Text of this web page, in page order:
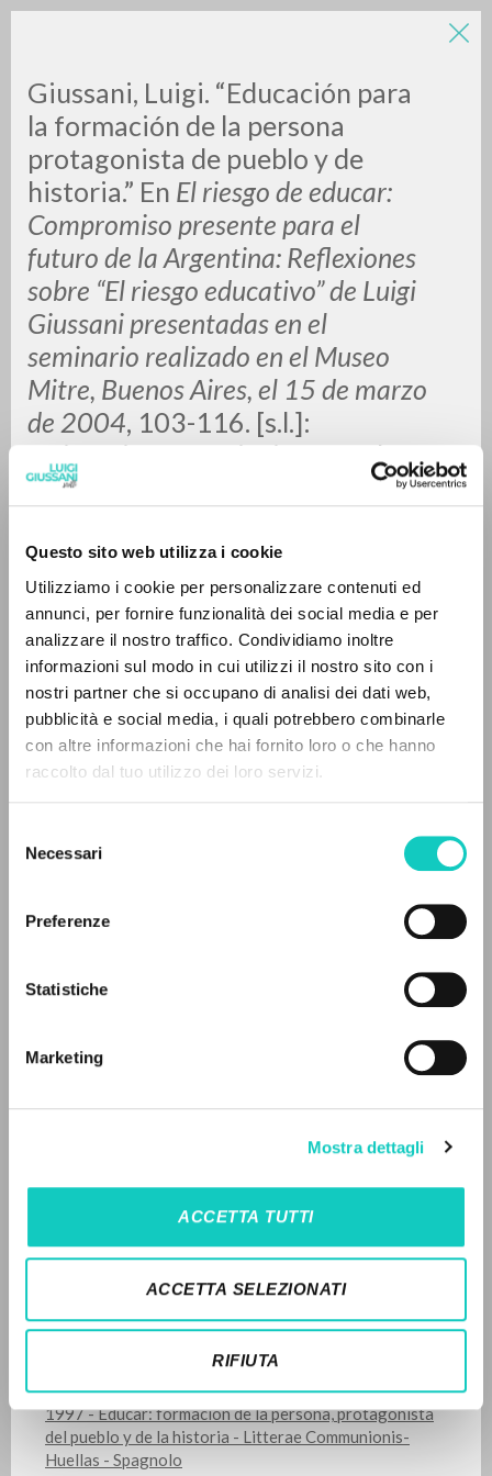
Questo sito web utilizza i cookie
Utilizziamo i cookie per personalizzare contenuti ed
annunci, per fornire funzionalità dei social media e per
analizzare il nostro traffico. Condividiamo inoltre
informazioni sul modo in cui utilizzi il nostro sito con i
nostri partner che si occupano di analisi dei dati web,
pubblicità e social media, i quali potrebbero combinarle
con altre informazioni che hai fornito loro o che hanno
raccolto dal tuo utilizzo dei loro servizi.
delNecessari
Preferenze
Statistiche
Marketing
Mostra dettagli
ACCETTA TUTTI
ACCETTA SELEZIONATI
RIFIUTA
Giussani, Luigi. “Educación para
la formación de la persona
protagonista de pueblo y de
historia.” En El riesgo de educar:
Compromiso presente para el
futuro de la Argentina: Reflexiones
sobre “El riesgo educativo” de Luigi
Giussani presentadas en el
seminario realizado en el Museo
Mitre, Buenos Aires, el 15 de marzo
de 2004, 103-116. [s.l.]:
Universitas. Asociación para la
docencia y la investigación, 2005.
Giussani Luigi
Universitas. Asociación para la docencia y la investigación
Spagnolo
Pagine: 14
1997 - Educar: formación de la persona, protagonista
del pueblo y de la historia - Litterae Communionis-
Huellas - Spagnolo
0DOCUMENTI TROVATI
RISULTATI SUCCESSIVI
IL PROGETTO
Il portale raccoglie e rende accessibili gli scritti
di Luigi Giussani: quasi 5000 voci bibliografiche,
testi integrali in 5 lingue e percorsi tematici
dedicati.
NEWSLETTER
Ricevi aggiornamenti su nuove pubblicazioni,
Iscriviti